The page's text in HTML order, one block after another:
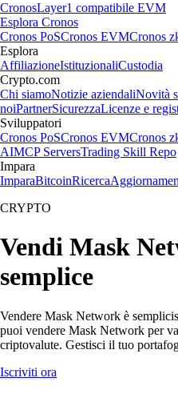
CronosLayer1 compatibile EVM
Esplora Cronos
Cronos PoSCronos EVMCronos
Esplora
AffiliazioneIstituzionaliCustodia
Crypto.com
Chi siamoNotizie aziendaliNovità
noiPartnerSicurezzaLicenze e
Sviluppatori
Cronos PoSCronos EVMCronos
AIMCP ServersTrading Skill Repo
Impara
ImparaBitcoinRicerca
CRYPTO
Vendi Mask
semplice
Vendere Mask Network è
puoi vendere Mask Network per
criptovalute. Gestisci il tuo
Iscriviti ora